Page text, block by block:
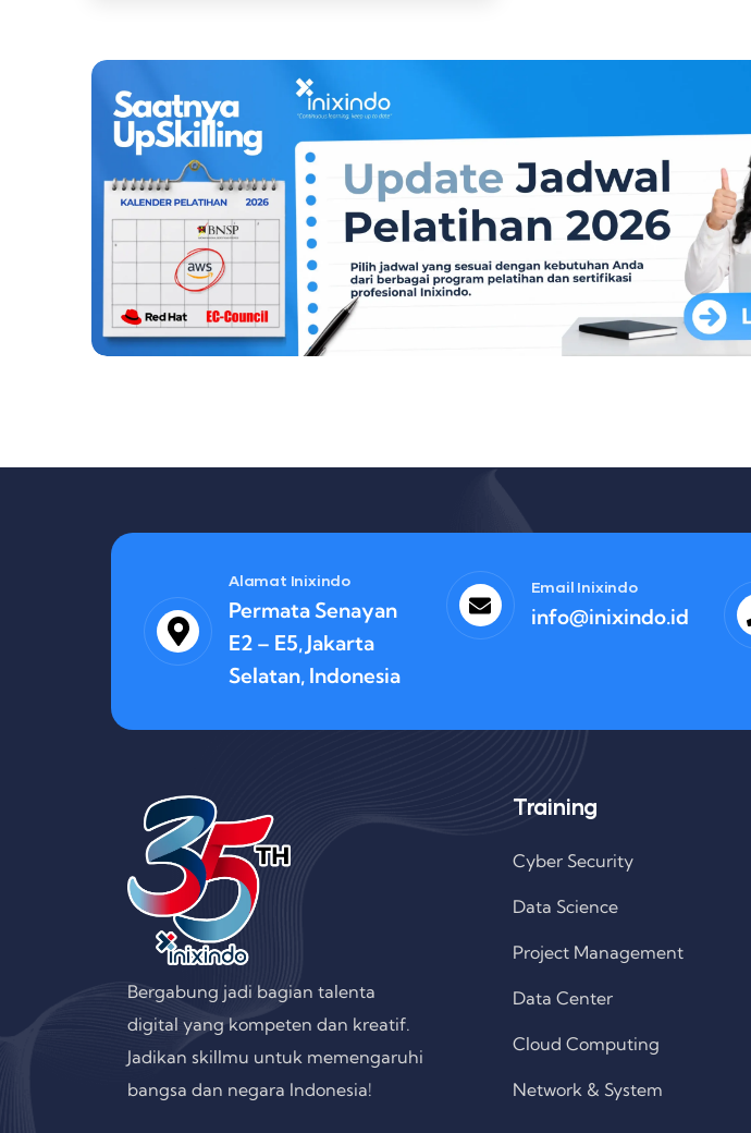
Alamat Inixindo
Permata Senayan
E2 – E5, Jakarta
Selatan, Indonesia
Email Inixindo
info@inixindo.id
Bergabung jadi bagian talenta
digital yang kompeten dan kreatif.
Jadikan skillmu untuk memengaruhi
bangsa dan negara Indonesia!
Training
Cyber Security
Data Science
Project Management
Data Center
Cloud Computing
Network & System